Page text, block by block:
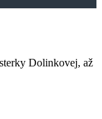
Dolinkovej, až